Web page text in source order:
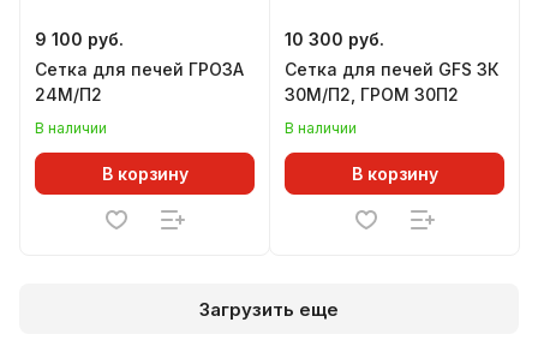
9 100 руб.
Сетка для печей ГРОЗА
24М/П2
В наличии
В корзину
10 300 руб.
Сетка для печей GFS ЗК
30М/П2, ГРОМ 30П2
В наличии
В корзину
Загрузить еще